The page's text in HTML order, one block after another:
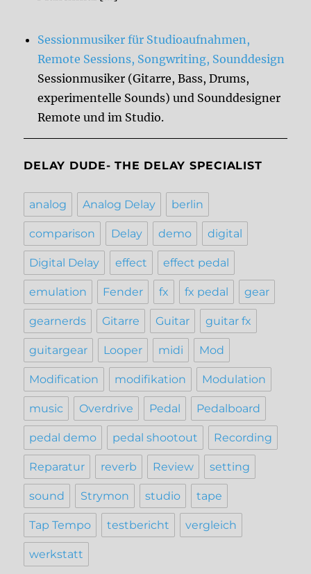
Sessionmusiker für Studioaufnahmen,
Remote Sessions, Songwriting, Sounddesign
Sessionmusiker (Gitarre, Bass, Drums,
experimentelle Sounds) und Sounddesigner
Remote und im Studio.
DELAY DUDE- THE DELAY SPECIALIST
analog Analog Delay berlin
comparison Delay demo digital
Digital Delay effect effect pedal
emulation Fender fx fx pedal gear
gearnerds Gitarre Guitar guitar fx
guitargear Looper midi Mod
Modification modifikation Modulation
music Overdrive Pedal Pedalboard
pedal demo pedal shootout Recording
Reparatur reverb Review setting
sound Strymon studio tape
Tap Tempo testbericht vergleich
werkstatt